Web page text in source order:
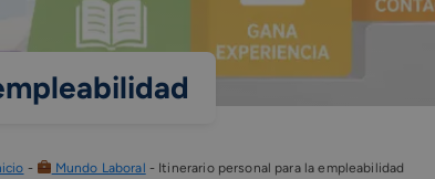
- Mundo Laboral - Itinerario personal para la empleabilidad